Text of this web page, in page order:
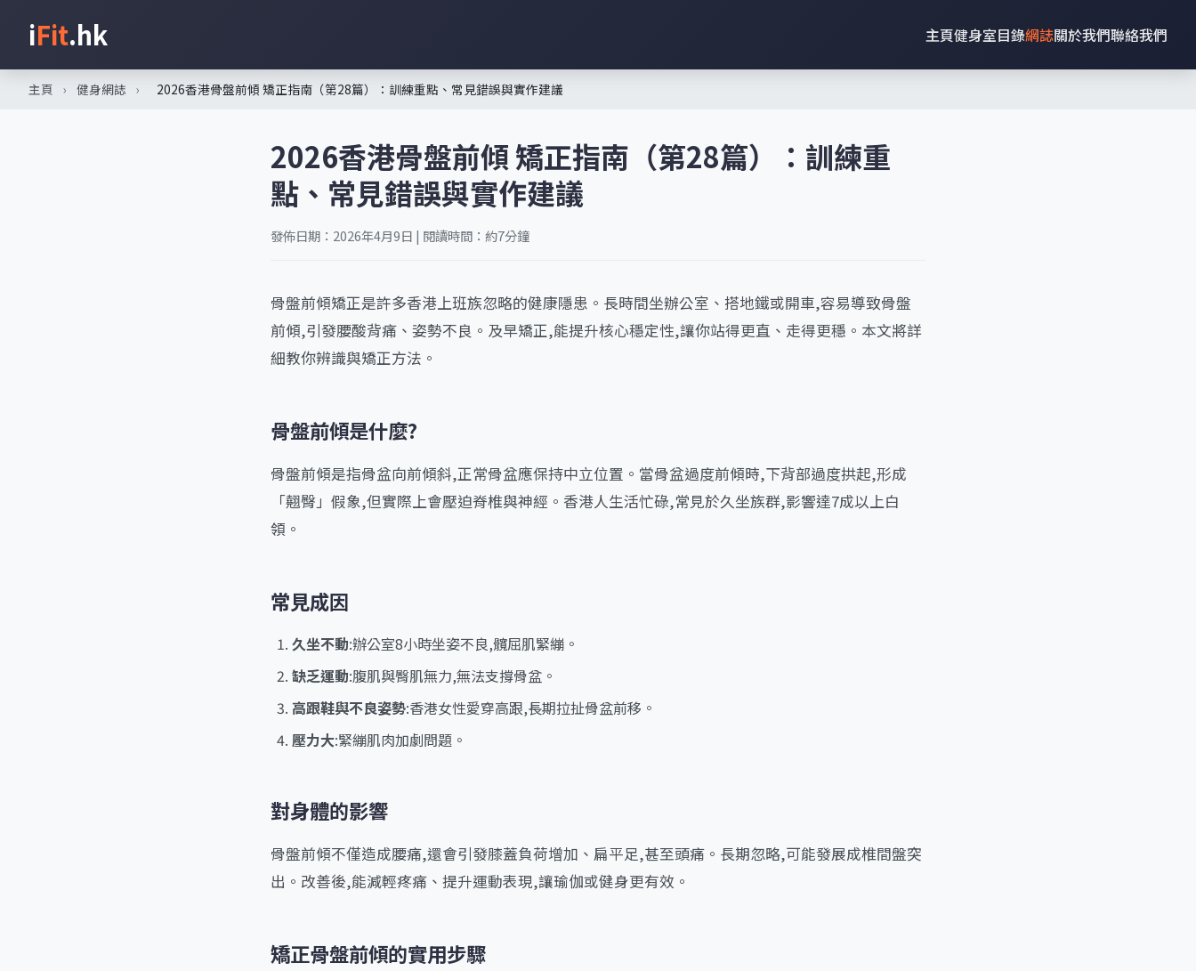
iFit.hk 主頁健身室目錄網誌關於我們聯絡我們
主頁 › 健身網誌 › 2026香港骨盤前傾 矯正指南（第28篇）：訓練重點、常見錯誤與實作建議
2026香港骨盤前傾 矯正指南（第28篇）：訓練重
點、常見錯誤與實作建議
發佈日期：2026年4月9日 | 閱讀時間：約7分鐘
骨盤前傾矯正是許多香港上班族忽略的健康隱患。長時間坐辦公室、搭地鐵或開車,容易導致骨盤
前傾,引發腰酸背痛、姿勢不良。及早矯正,能提升核心穩定性,讓你站得更直、走得更穩。本文將詳
細教你辨識與矯正方法。
骨盤前傾是什麼?
骨盤前傾是指骨盆向前傾斜,正常骨盆應保持中立位置。當骨盆過度前傾時,下背部過度拱起,形成
「翹臀」假象,但實際上會壓迫脊椎與神經。香港人生活忙碌,常見於久坐族群,影響達7成以上白
領。
常見成因
久坐不動:辦公室8小時坐姿不良,髖屈肌緊繃。
缺乏運動:腹肌與臀肌無力,無法支撐骨盆。
高跟鞋與不良姿勢:香港女性愛穿高跟,長期拉扯骨盆前移。
壓力大:緊繃肌肉加劇問題。
對身體的影響
骨盤前傾不僅造成腰痛,還會引發膝蓋負荷增加、扁平足,甚至頭痛。長期忽略,可能發展成椎間盤突
出。改善後,能減輕疼痛、提升運動表現,讓瑜伽或健身更有效。
矯正骨盤前傾的實用步驟